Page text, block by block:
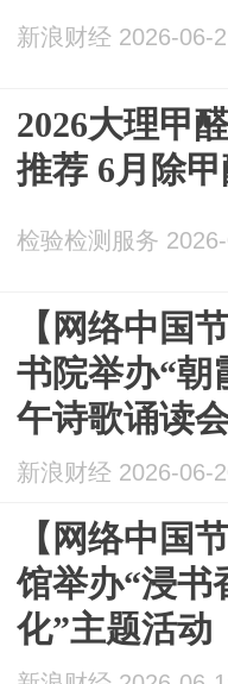
新浪财经 2026-06-
2026大理甲
推荐 6月除
检验检测服务
【网络中国
书院举办“朝
午诗歌诵读
新浪财经 2026-06-
【网络中国
馆举办“浸书
化”主题活动